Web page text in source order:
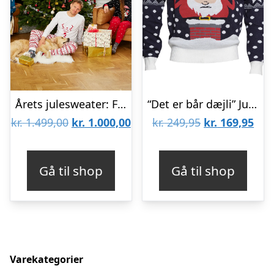
Årets julesweater: Familiepakke – Julesweatre. Ugly Christmas Sweater lavet i Danmark
kr.1.499,00 Den
var:
kr. 1.499,00.
kr. 1.000,00Den
kr. 1.000,00.
Gå til shop
“Det er bår dæjli” Julesweateren
kr.249,95 Den
var:
kr. 249,95.
kr. 169,95Den
kr.
Gå til shop
Varekategorier